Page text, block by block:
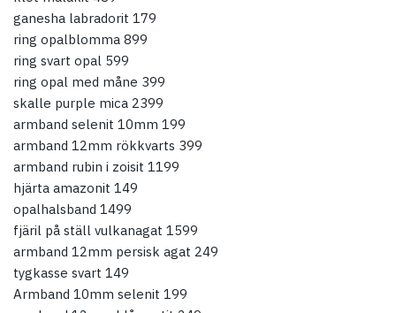
ganesha labradorit 179
ring opalblomma 899
ring svart opal 599
ring opal med måne 399
skalle purple mica 2399
armband selenit 10mm 199
armband 12mm rökkvarts 399
armband rubin i zoisit 1199
hjärta amazonit 149
opalhalsband 1499
fjäril på ställ vulkanagat 1599
armband 12mm persisk agat 249
tygkasse svart 149
Armband 10mm selenit 199